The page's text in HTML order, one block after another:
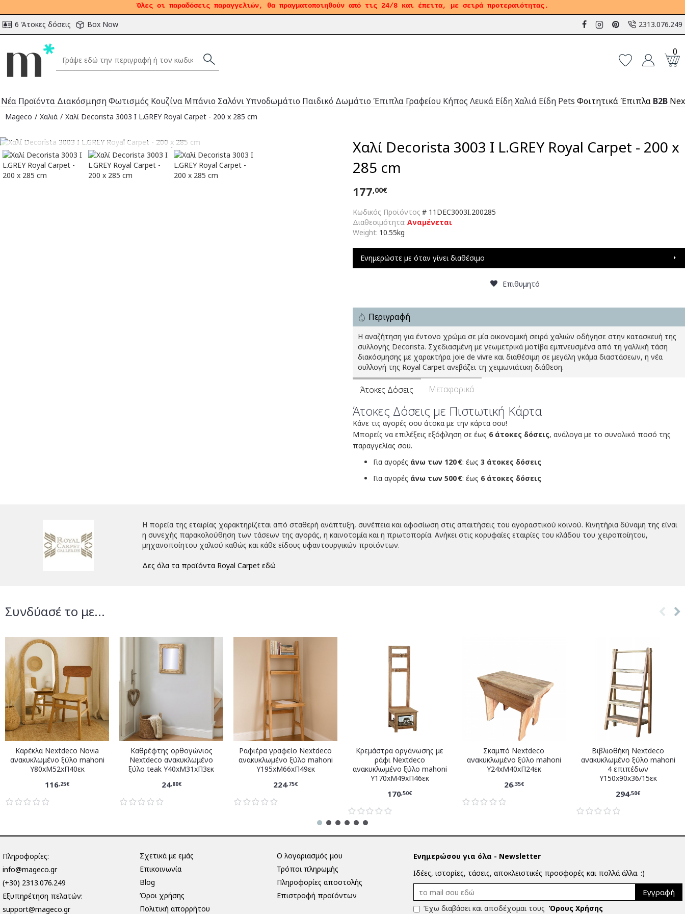
Όλες οι παραδόσεις παραγγελιών, θα πραγματοποιηθούν από τις 24/8 και έπειτα, με σειρά προτεραιότητας.
6 Άτοκες δόσεις Box Now 2313.076.249
0
Νέα Προϊόντα ΔιακόσμησηΦωτισμός Κουζίνα Μπάνιο ΣαλόνιΥπνοδωμάτιο Παιδικό Δωμάτιο Έπιπλα Γραφείου Κήπος Λευκά ΕίδηΧαλιά Είδη Pets Φοιτητικά Έπιπλα B2B
Mageco Χαλιά Χαλί Decorista 3003 I L.GREY Royal Carpet - 200 x 285 cm
Αναμένεται
Χαλί Decorista 3003 I L.GREY Royal Carpet - 200 x
285 cm
Κωδικός Προϊόντος # 11DEC3003I.200285
Διαθεσιμότητα: Αναμένεται
Weight: 10.55kg
177,00€
Ενημερώστε με όταν γίνει διαθέσιμο
Επιθυμητό
Περιγραφή
Η αναζήτηση για έντονο χρώμα σε μία οικονομική σειρά χαλιών οδήγησε στην κατασκευή της
συλλογής Decorista. Σχεδιασμένη με γεωμετρικά μοτίβα εμπνευσμένα από τη γαλλική τάση
διακόσμησης με χαρακτήρα joie de vivre και διαθέσιμη σε μεγάλη γκάμα διαστάσεων, η νέα
συλλογή της Royal Carpet ανεβάζει τη χειμωνιάτικη διάθεση.
Άτοκες Δόσεις Μεταφορικά
Άτοκες Δόσεις με Πιστωτική Κάρτα
Κάνε τις αγορές σου άτοκα με την κάρτα σου!
Μπορείς να επιλέξεις εξόφληση σε έως 6 άτοκες δόσεις, ανάλογα με το συνολικό ποσό της
παραγγελίας σου.
Για αγορές άνω των 120 €: έως 3 άτοκες δόσεις
Για αγορές άνω των 500 €: έως 6 άτοκες δόσεις
Η πορεία της εταιρίας χαρακτηρίζεται από σταθερή ανάπτυξη, συνέπεια και αφοσίωση στις απαιτήσεις του αγοραστικού κοινού. Κινητήρια δύναμη της είναι
η συνεχής παρακολούθηση των τάσεων της αγοράς, η καινοτομία και η πρωτοπορία. Ανήκει στις κορυφαίες εταιρίες του κλάδου του χειροποίητου,
μηχανοποίητου χαλιού καθώς και κάθε είδους υφαντουργικών προϊόντων.
Δες όλα τα προϊόντα Royal Carpet εδώ
Συνδύασέ το με...
Καρέκλα Nextdeco Novia
ανακυκλωμένο ξύλο mahoni
Υ80xM52xΠ40εκ
116,25€
Καθρέφτης ορθογώνιος
Nextdeco ανακυκλωμένο
ξύλο teak Υ40xM31xΠ3εκ
24,80€
Ραφιέρα γραφείο Nextdeco
ανακυκλωμένο ξύλο mahoni
Υ195xM66xΠ49εκ
224,75€
Κρεμάστρα οργάνωσης με
ράφι Nextdeco
ανακυκλωμένο ξύλο mahoni
Υ170xM49xΠ46εκ
170,50€
Σκαμπό Nextdeco
ανακυκλωμένο ξύλο mahoni
Υ24xM40xΠ24εκ
26,35€
Βιβλιοθήκη Nextdeco
ανακυκλωμένο ξύλο mahoni
4 επιπέδων
Υ150x90x36/15εκ
294,50€
Πληροφορίες:
info@mageco.gr
(+30) 2313.076.249
Eξυπηρέτηση πελατών:
support@mageco.gr
Σχετικά με εμάς
Επικοινωνία
Blog
Όροι χρήσης
Πολιτική απορρήτου
Ο λογαριασμός μου
Τρόποι πληρωμής
Πληροφορίες αποστολής
Επιστροφή προϊόντων
Ενημερώσου για όλα - Newsletter
Ιδέες, ιστορίες, τάσεις, αποκλειστικές προσφορές και πολλά άλλα. :)
Εγγραφή
Έχω διαβάσει και αποδέχομαι τους Όρους Χρήσης